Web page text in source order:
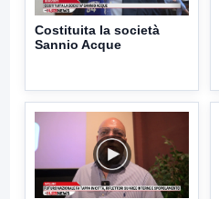
Costituita la società
Sannio Acque